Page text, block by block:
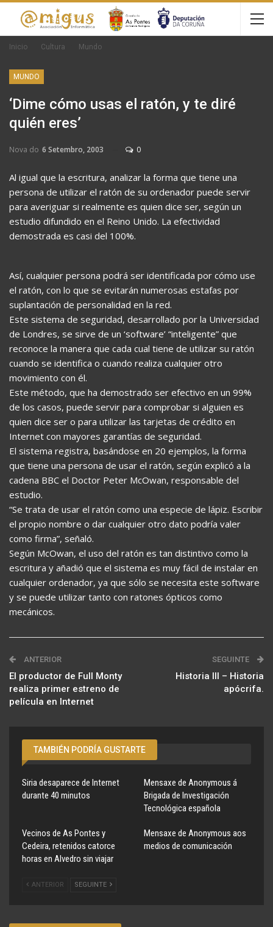
Inicio Cultura Mundo
MUNDO
‘Dime cómo usas el ratón, y te diré
quién eres’
Nova do 6 Setembro, 2003 0
Al igual que la escritura, analizar la forma que tiene una
persona de utilizar el ratón de su ordenador puede servir
para averiguar si realmente es quien dice ser, según un
estudio difundido en el Reino Unido. La efectividad
demostrada es casi del 100%.
Así, cualquier persona podrá ser identificada por cómo use
el ratón, con lo que se evitarán numerosas estafas por
suplantación de personalidad en la red.
Este sistema de seguridad, desarrollado por la Universidad
de Londres, se sirve de un ‘software’ “inteligente” que
reconoce la manera que cada cual tiene de utilizar su ratón
cuando se identifica o cuando realiza cualquier otro
movimiento con él.
Este método, que ha demostrado ser efectivo en un 99%
de los casos, puede servir para comprobar si alguien es
quien dice ser o para utilizar las tarjetas de crédito en
Internet con mayores garantías de seguridad.
El sistema registra, basándose en 20 ejemplos, la forma
que tiene una persona de usar el ratón, según explicó a la
cadena BBC el Doctor Peter McOwan, responsable del
estudio.
“Se trata de usar el ratón como una especie de lápiz. Escribir
el propio nombre o dar cualquier otro dato podría valer
como firma”, señaló.
Según McOwan, el uso del ratón es tan distintivo como la
escritura y añadió que el sistema es muy fácil de instalar en
cualquier ordenador, ya que sólo se necesita este software
y se puede utilizar tanto con ratones ópticos como
mecánicos.
ANTERIOR
El productor de Full Monty
realiza primer estreno de
película en Internet
SEGUINTE
Historia III – Historia
apócrifa.
TAMBIÉN PODRÍA GUSTARTE
Siria desaparece de Internet
durante 40 minutos
Mensaxe de Anonymous á
Brigada de Investigación
Tecnológica española
Vecinos de As Pontes y
Cedeira, retenidos catorce
horas en Alvedro sin viajar
Mensaxe de Anonymous aos
medios de comunicación
ANTERIOR SEGUINTE